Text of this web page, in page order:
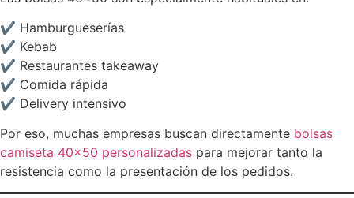
✔ Hamburgueserías
✔ Kebab
✔ Restaurantes takeaway
✔ Comida rápida
✔ Delivery intensivo
Por eso, muchas empresas buscan directamente bolsas
camiseta 40×50 personalizadas para mejorar tanto la
resistencia como la presentación de los pedidos.